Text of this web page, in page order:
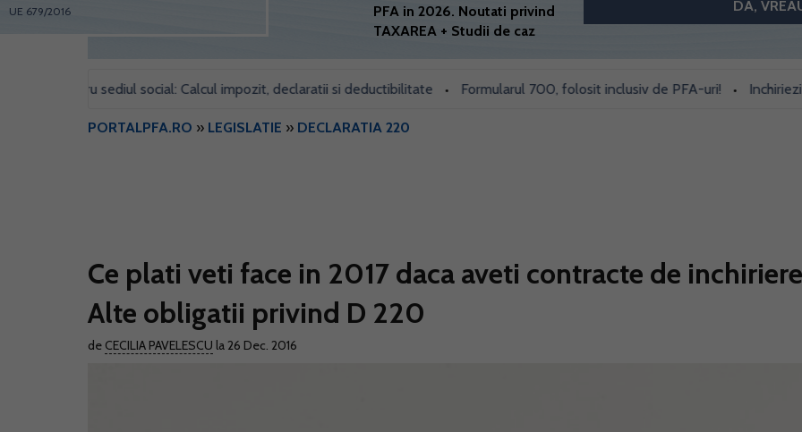
PFA in 2026. Noutati privind
TAXAREA + Studii de caz
pentru sediul social: Calcul impozit, declaratii si deductibilitate • Formularul 700, folosit inclusiv de PFA-uri! • Inchiriezi prin
PORTALPFA.RO » LEGISLATIE » DECLARATIA 220
Ce plati veti face in 2017 daca aveti contracte de
Alte obligatii privind D 220
de CECILIA PAVELESCU la 26 Dec. 2016
UE 679/2016